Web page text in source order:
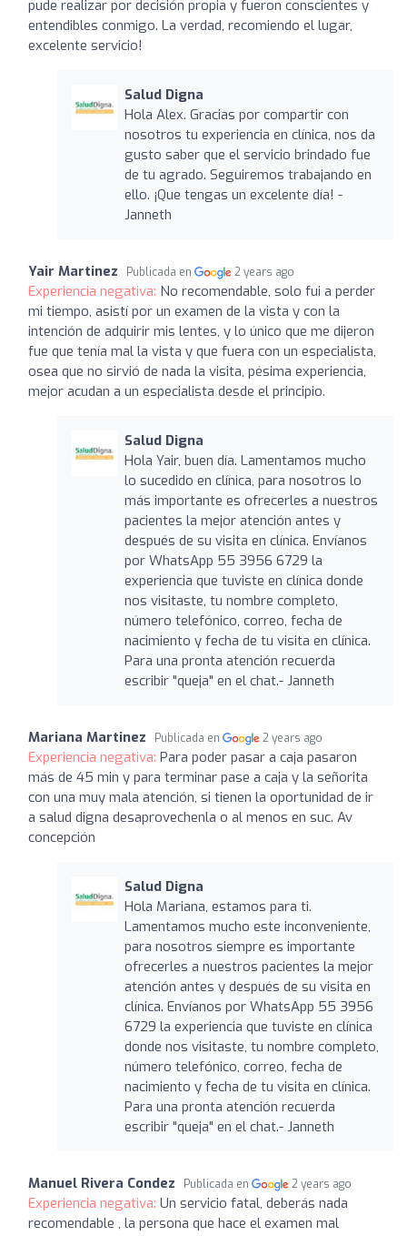
pude realizar por decisión propia y fueron conscientes y
entendibles conmigo. La verdad, recomiendo el lugar,
excelente servicio!
Salud Digna
Hola Alex. Gracias por compartir con
nosotros tu experiencia en clínica, nos da
gusto saber que el servicio brindado fue
de tu agrado. Seguiremos trabajando en
ello. ¡Que tengas un excelente día! -
Janneth
Yair Martinez Publicada en 2 years ago
Experiencia negativa: No recomendable, solo fui a perder
mi tiempo, asistí por un examen de la vista y con la
intención de adquirir mis lentes, y lo único que me dijeron
fue que tenía mal la vista y que fuera con un especialista,
osea que no sirvió de nada la visita, pésima experiencia,
mejor acudan a un especialista desde el principio.
Salud Digna
Hola Yair, buen día. Lamentamos mucho
lo sucedido en clínica, para nosotros lo
más importante es ofrecerles a nuestros
pacientes la mejor atención antes y
después de su visita en clínica. Envíanos
por WhatsApp 55 3956 6729 la
experiencia que tuviste en clínica donde
nos visitaste, tu nombre completo,
número telefónico, correo, fecha de
nacimiento y fecha de tu visita en clínica.
Para una pronta atención recuerda
escribir "queja" en el chat.- Janneth
Mariana Martinez Publicada en 2 years ago
Experiencia negativa: Para poder pasar a caja pasaron
más de 45 min y para terminar pase a caja y la señorita
con una muy mala atención, si tienen la oportunidad de ir
a salud digna desaprovechenla o al menos en suc. Av
concepción
Salud Digna
Hola Mariana, estamos para ti.
Lamentamos mucho este inconveniente,
para nosotros siempre es importante
ofrecerles a nuestros pacientes la mejor
atención antes y después de su visita en
clínica. Envíanos por WhatsApp 55 3956
6729 la experiencia que tuviste en clínica
donde nos visitaste, tu nombre completo,
número telefónico, correo, fecha de
nacimiento y fecha de tu visita en clínica.
Para una pronta atención recuerda
escribir "queja" en el chat.- Janneth
Manuel Rivera Condez Publicada en 2 years ago
Experiencia negativa: Un servicio fatal, deberás nada
recomendable , la persona que hace el examen mal